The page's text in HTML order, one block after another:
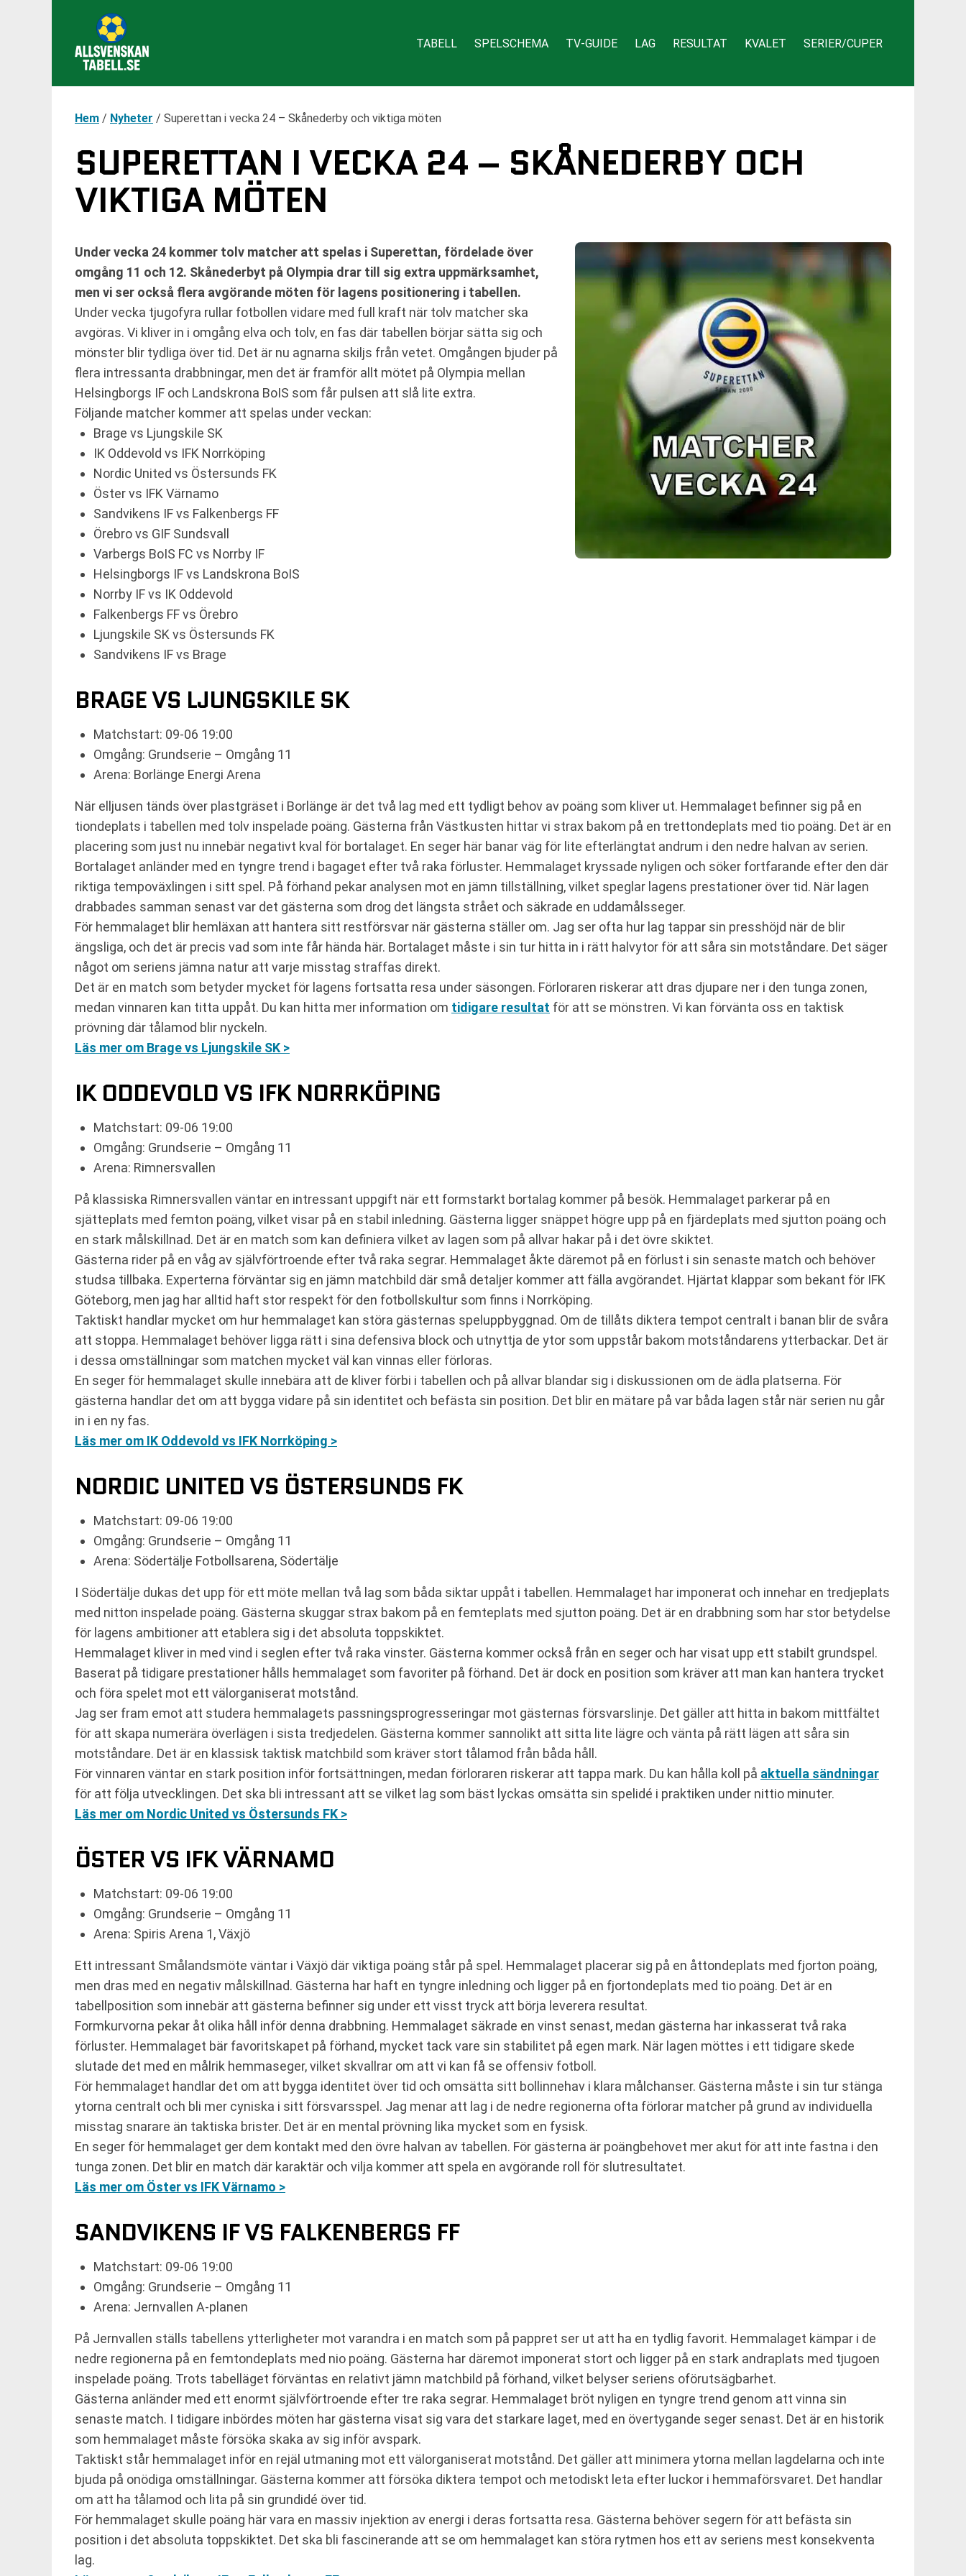
TABELL SPELSCHEMA TV-GUIDE LAG RESULTAT KVALET SERIER/CUPER
Hem / Nyheter / Superettan i vecka 24 – Skånederby och viktiga möten
SUPERETTAN I VECKA 24 – SKÅNEDERBY OCH
VIKTIGA MÖTEN
Under vecka 24 kommer tolv matcher att spelas i Superettan, fördelade över
omgång 11 och 12. Skånederbyt på Olympia drar till sig extra uppmärksamhet,
men vi ser också flera avgörande möten för lagens positionering i tabellen.
Under vecka tjugofyra rullar fotbollen vidare med full kraft när tolv matcher ska
avgöras. Vi kliver in i omgång elva och tolv, en fas där tabellen börjar sätta sig och
mönster blir tydliga över tid. Det är nu agnarna skiljs från vetet. Omgången bjuder på
flera intressanta drabbningar, men det är framför allt mötet på Olympia mellan
Helsingborgs IF och Landskrona BoIS som får pulsen att slå lite extra.
Följande matcher kommer att spelas under veckan:
Brage vs Ljungskile SK
IK Oddevold vs IFK Norrköping
Nordic United vs Östersunds FK
Öster vs IFK Värnamo
Sandvikens IF vs Falkenbergs FF
Örebro vs GIF Sundsvall
Varbergs BoIS FC vs Norrby IF
Helsingborgs IF vs Landskrona BoIS
Norrby IF vs IK Oddevold
Falkenbergs FF vs Örebro
Ljungskile SK vs Östersunds FK
Sandvikens IF vs Brage
BRAGE VS LJUNGSKILE SK
Matchstart: 09-06 19:00
Omgång: Grundserie – Omgång 11
Arena: Borlänge Energi Arena
När elljusen tänds över plastgräset i Borlänge är det två lag med ett tydligt behov av poäng som kliver ut. Hemmalaget befinner sig på en
tiondeplats i tabellen med tolv inspelade poäng. Gästerna från Västkusten hittar vi strax bakom på en trettondeplats med tio poäng. Det är en
placering som just nu innebär negativt kval för bortalaget. En seger här banar väg för lite efterlängtat andrum i den nedre halvan av serien.
Bortalaget anländer med en tyngre trend i bagaget efter två raka förluster. Hemmalaget kryssade nyligen och söker fortfarande efter den där
riktiga tempoväxlingen i sitt spel. På förhand pekar analysen mot en jämn tillställning, vilket speglar lagens prestationer över tid. När lagen
drabbades samman senast var det gästerna som drog det längsta strået och säkrade en uddamålsseger.
För hemmalaget blir hemläxan att hantera sitt restförsvar när gästerna ställer om. Jag ser ofta hur lag tappar sin presshöjd när de blir
ängsliga, och det är precis vad som inte får hända här. Bortalaget måste i sin tur hitta in i rätt halvytor för att såra sin motståndare. Det säger
något om seriens jämna natur att varje misstag straffas direkt.
Det är en match som betyder mycket för lagens fortsatta resa under säsongen. Förloraren riskerar att dras djupare ner i den tunga zonen,
medan vinnaren kan titta uppåt. Du kan hitta mer information om tidigare resultat för att se mönstren. Vi kan förvänta oss en taktisk
prövning där tålamod blir nyckeln.
Läs mer om Brage vs Ljungskile SK >
IK ODDEVOLD VS IFK NORRKÖPING
Matchstart: 09-06 19:00
Omgång: Grundserie – Omgång 11
Arena: Rimnersvallen
På klassiska Rimnersvallen väntar en intressant uppgift när ett formstarkt bortalag kommer på besök. Hemmalaget parkerar på en
sjätteplats med femton poäng, vilket visar på en stabil inledning. Gästerna ligger snäppet högre upp på en fjärdeplats med sjutton poäng och
en stark målskillnad. Det är en match som kan definiera vilket av lagen som på allvar hakar på i det övre skiktet.
Gästerna rider på en våg av självförtroende efter två raka segrar. Hemmalaget åkte däremot på en förlust i sin senaste match och behöver
studsa tillbaka. Experterna förväntar sig en jämn matchbild där små detaljer kommer att fälla avgörandet. Hjärtat klappar som bekant för IFK
Göteborg, men jag har alltid haft stor respekt för den fotbollskultur som finns i Norrköping.
Taktiskt handlar mycket om hur hemmalaget kan störa gästernas speluppbyggnad. Om de tillåts diktera tempot centralt i banan blir de svåra
att stoppa. Hemmalaget behöver ligga rätt i sina defensiva block och utnyttja de ytor som uppstår bakom motståndarens ytterbackar. Det är
i dessa omställningar som matchen mycket väl kan vinnas eller förloras.
En seger för hemmalaget skulle innebära att de kliver förbi i tabellen och på allvar blandar sig i diskussionen om de ädla platserna. För
gästerna handlar det om att bygga vidare på sin identitet och befästa sin position. Det blir en mätare på var båda lagen står när serien nu går
in i en ny fas.
Läs mer om IK Oddevold vs IFK Norrköping >
NORDIC UNITED VS ÖSTERSUNDS FK
Matchstart: 09-06 19:00
Omgång: Grundserie – Omgång 11
Arena: Södertälje Fotbollsarena, Södertälje
I Södertälje dukas det upp för ett möte mellan två lag som båda siktar uppåt i tabellen. Hemmalaget har imponerat och innehar en tredjeplats
med nitton inspelade poäng. Gästerna skuggar strax bakom på en femteplats med sjutton poäng. Det är en drabbning som har stor betydelse
för lagens ambitioner att etablera sig i det absoluta toppskiktet.
Hemmalaget kliver in med vind i seglen efter två raka vinster. Gästerna kommer också från en seger och har visat upp ett stabilt grundspel.
Baserat på tidigare prestationer hålls hemmalaget som favoriter på förhand. Det är dock en position som kräver att man kan hantera trycket
och föra spelet mot ett välorganiserat motstånd.
Jag ser fram emot att studera hemmalagets passningsprogresseringar mot gästernas försvarslinje. Det gäller att hitta in bakom mittfältet
för att skapa numerära överlägen i sista tredjedelen. Gästerna kommer sannolikt att sitta lite lägre och vänta på rätt lägen att såra sin
motståndare. Det är en klassisk taktisk matchbild som kräver stort tålamod från båda håll.
För vinnaren väntar en stark position inför fortsättningen, medan förloraren riskerar att tappa mark. Du kan hålla koll på aktuella sändningar
för att följa utvecklingen. Det ska bli intressant att se vilket lag som bäst lyckas omsätta sin spelidé i praktiken under nittio minuter.
Läs mer om Nordic United vs Östersunds FK >
ÖSTER VS IFK VÄRNAMO
Matchstart: 09-06 19:00
Omgång: Grundserie – Omgång 11
Arena: Spiris Arena 1, Växjö
Ett intressant Smålandsmöte väntar i Växjö där viktiga poäng står på spel. Hemmalaget placerar sig på en åttondeplats med fjorton poäng,
men dras med en negativ målskillnad. Gästerna har haft en tyngre inledning och ligger på en fjortondeplats med tio poäng. Det är en
tabellposition som innebär att gästerna befinner sig under ett visst tryck att börja leverera resultat.
Formkurvorna pekar åt olika håll inför denna drabbning. Hemmalaget säkrade en vinst senast, medan gästerna har inkasserat två raka
förluster. Hemmalaget bär favoritskapet på förhand, mycket tack vare sin stabilitet på egen mark. När lagen möttes i ett tidigare skede
slutade det med en målrik hemmaseger, vilket skvallrar om att vi kan få se offensiv fotboll.
För hemmalaget handlar det om att bygga identitet över tid och omsätta sitt bollinnehav i klara målchanser. Gästerna måste i sin tur stänga
ytorna centralt och bli mer cyniska i sitt försvarsspel. Jag menar att lag i de nedre regionerna ofta förlorar matcher på grund av individuella
misstag snarare än taktiska brister. Det är en mental prövning lika mycket som en fysisk.
En seger för hemmalaget ger dem kontakt med den övre halvan av tabellen. För gästerna är poängbehovet mer akut för att inte fastna i den
tunga zonen. Det blir en match där karaktär och vilja kommer att spela en avgörande roll för slutresultatet.
Läs mer om Öster vs IFK Värnamo >
SANDVIKENS IF VS FALKENBERGS FF
Matchstart: 09-06 19:00
Omgång: Grundserie – Omgång 11
Arena: Jernvallen A-planen
På Jernvallen ställs tabellens ytterligheter mot varandra i en match som på pappret ser ut att ha en tydlig favorit. Hemmalaget kämpar i de
nedre regionerna på en femtondeplats med nio poäng. Gästerna har däremot imponerat stort och ligger på en stark andraplats med tjugoen
inspelade poäng. Trots tabelläget förväntas en relativt jämn matchbild på förhand, vilket belyser seriens oförutsägbarhet.
Gästerna anländer med ett enormt självförtroende efter tre raka segrar. Hemmalaget bröt nyligen en tyngre trend genom att vinna sin
senaste match. I tidigare inbördes möten har gästerna visat sig vara det starkare laget, med en övertygande seger senast. Det är en historik
som hemmalaget måste försöka skaka av sig inför avspark.
Taktiskt står hemmalaget inför en rejäl utmaning mot ett välorganiserat motstånd. Det gäller att minimera ytorna mellan lagdelarna och inte
bjuda på onödiga omställningar. Gästerna kommer att försöka diktera tempot och metodiskt leta efter luckor i hemmaförsvaret. Det handlar
om att ha tålamod och lita på sin grundidé över tid.
För hemmalaget skulle poäng här vara en massiv injektion av energi i deras fortsatta resa. Gästerna behöver segern för att befästa sin
position i det absoluta toppskiktet. Det ska bli fascinerande att se om hemmalaget kan störa rytmen hos ett av seriens mest konsekventa
lag.